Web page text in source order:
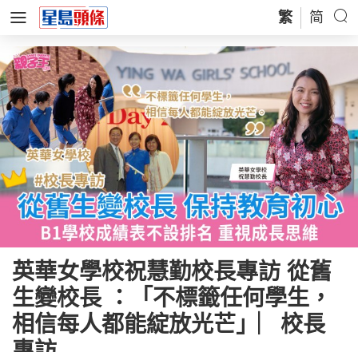
繁 简
英華女學校祝慧勤校長專訪 從舊
生變校長 ：「不標籤任何學生，
相信每人都能綻放光芒」︳校長